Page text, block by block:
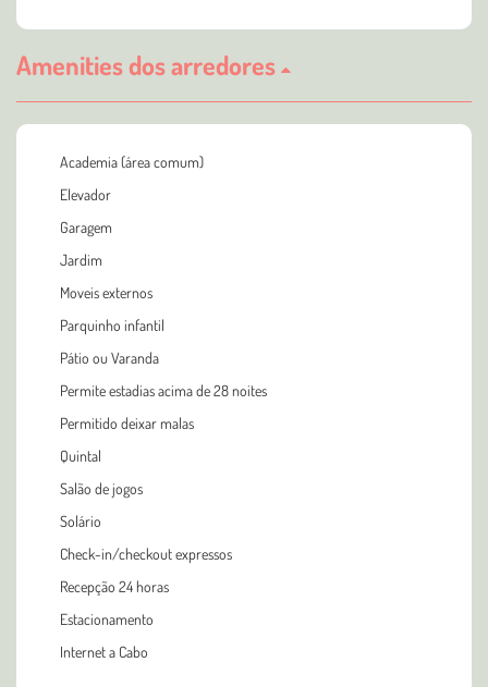
Amenities dos arredores
Academia (área comum)
Elevador
Garagem
Jardim
Moveis externos
Parquinho infantil
Pátio ou Varanda
Permite estadias acima de 28 noites
Permitido deixar malas
Quintal
Salão de jogos
Solário
Check-in/checkout expressos
Recepção 24 horas
Estacionamento
Internet a Cabo